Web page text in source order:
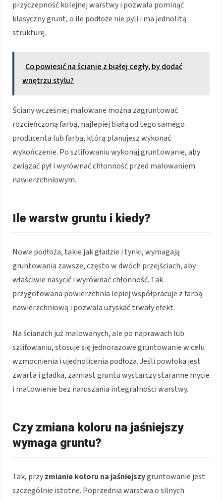
przyczepność kolejnej warstwy i pozwala pominąć
klasyczny grunt, o ile podłoże nie pyli i ma jednolitą
strukturę.
Co powiesić na ścianie z białej cegły, by dodać
wnętrzu stylu?
Ściany wcześniej malowane można zagruntować
rozcieńczoną farbą, najlepiej białą od tego samego
producenta lub farbą, którą planujesz wykonać
wykończenie. Po szlifowaniu wykonaj gruntowanie, aby
związać pył i wyrównać chłonność przed malowaniem
nawierzchniowym.
Ile warstw gruntu i kiedy?
Nowe podłoża, takie jak gładzie i tynki, wymagają
gruntowania zawsze, często w dwóch przejściach, aby
właściwie nasycić i wyrównać chłonność. Tak
przygotowana powierzchnia lepiej współpracuje z farbą
nawierzchniową i pozwala uzyskać trwały efekt.
Na ścianach już malowanych, ale po naprawach lub
szlifowaniu, stosuje się jednorazowe gruntowanie w celu
wzmocnienia i ujednolicenia podłoża. Jeśli powłoka jest
zwarta i gładka, zamiast gruntu wystarczy staranne mycie
i matowienie bez naruszania integralności warstwy.
Czy zmiana koloru na jaśniejszy
wymaga gruntu?
Tak, przyzmianie koloru na jaśniejszygruntowanie jest
szczególnie istotne. Poprzednia warstwa o silnych